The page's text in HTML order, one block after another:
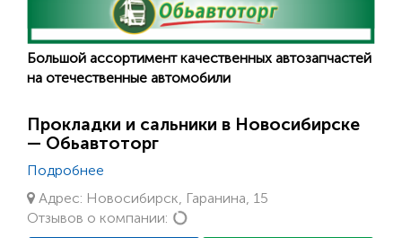
Большой ассортимент качественных автозапчастей
на отечественные автомобили
Прокладки и сальники в Новосибирске
— Обьавтоторг
Подробнее
Адрес: Новосибирск, Гаранина, 15
Отзывов о компании: